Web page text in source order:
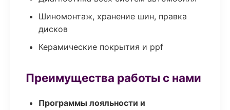
Шиномонтаж, хранение шин, правка
дисков
Керамические покрытия и ppf
Преимущества работы с нами
Программы лояльности и